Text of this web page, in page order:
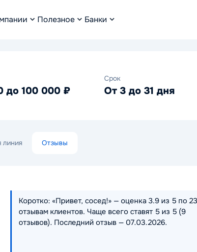
Полезное Банки
до 100 000 ₽
Срок
От 3 до 31 дня
линия Отзывы
Коротко: «Привет, сосед!» — оценка 3.9 из 5 по 23
отзывам клиентов. Чаще всего ставят 5 из 5 (9
отзывов). Последний отзыв — 07.03.2026.